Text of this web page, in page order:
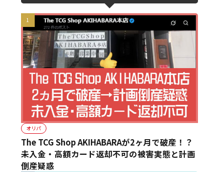
オリパ
The TCG Shop AKIHABARAが2ヶ月で破産！？
未入金・高額カード返却不可の被害実態と計画
倒産疑惑